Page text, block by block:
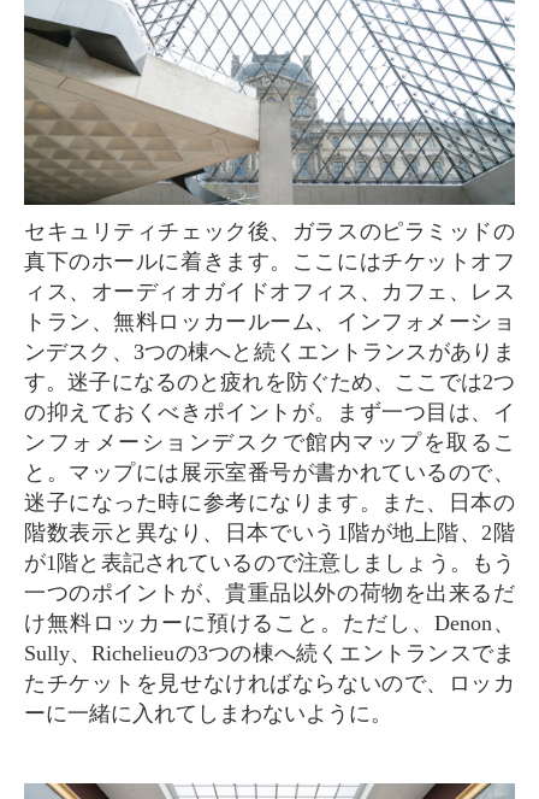
セキュリティチェック後、ガラスのピラミッドの
真下のホールに着きます。ここにはチケットオフ
ィス、オーディオガイドオフィス、カフェ、レス
トラン、無料ロッカールーム、インフォメーショ
ンデスク、3つの棟へと続くエントランスがありま
す。迷子になるのと疲れを防ぐため、ここでは2つ
の抑えておくべきポイントが。まず一つ目は、イ
ンフォメーションデスクで館内マップを取るこ
と。マップには展示室番号が書かれているので、
迷子になった時に参考になります。また、日本の
階数表示と異なり、日本でいう1階が地上階、2階
が1階と表記されているので注意しましょう。もう
一つのポイントが、貴重品以外の荷物を出来るだ
け無料ロッカーに預けること。ただし、Denon、
Sully、Richelieuの3つの棟へ続くエントランスでま
たチケットを見せなければならないので、ロッカ
ーに一緒に入れてしまわないように。